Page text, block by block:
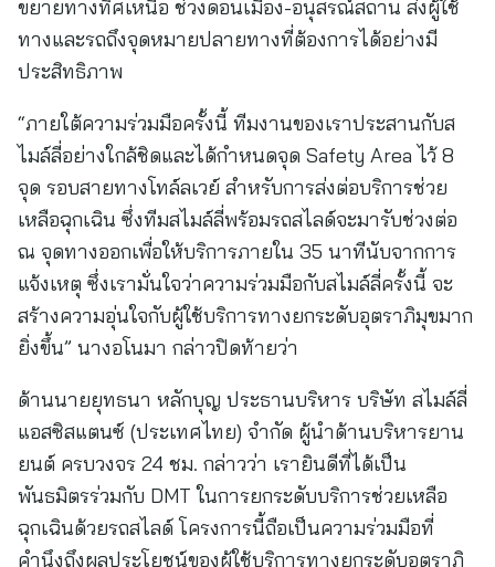
ขยายทางทิศเหนือ ช่วงดอนเมือง-อนุสรณ์สถาน ส่งผู้ใช้
ทางและรถถึงจุดหมายปลายทางที่ต้องการได้อย่างมี
ประสิทธิภาพ
“ภายใต้ความร่วมมือครั้งนี้ ทีมงานของเราประสานกับส
ไมล์ลี่อย่างใกล้ชิดและได้กำหนดจุด Safety Area ไว้ 8
จุด รอบสายทางโทล์ลเวย์ สำหรับการส่งต่อบริการช่วย
เหลือฉุกเฉิน ซึ่งทีมสไมล์ลี่พร้อมรถสไลด์จะมารับช่วงต่อ
ณ จุดทางออกเพื่อให้บริการภายใน 35 นาทีนับจากการ
แจ้งเหตุ ซึ่งเรามั่นใจว่าความร่วมมือกับสไมล์ลี่ครั้งนี้ จะ
สร้างความอุ่นใจกับผู้ใช้บริการทางยกระดับอุตราภิมุขมาก
ยิ่งขึ้น” นางอโนมา กล่าวปิดท้ายว่า
ด้านนายยุทธนา หลักบุญ ประธานบริหาร บริษัท สไมล์ลี่
แอสซิสแตนซ์ (ประเทศไทย) จำกัด ผู้นำด้านบริหารยาน
ยนต์ ครบวงจร 24 ชม. กล่าวว่า เรายินดีที่ได้เป็น
พันธมิตรร่วมกับ DMT ในการยกระดับบริการช่วยเหลือ
ฉุกเฉินด้วยรถสไลด์ โครงการนี้ถือเป็นความร่วมมือที่
คำนึงถึงผลประโยชน์ของผู้ใช้บริการทางยกระดับอุตราภิ